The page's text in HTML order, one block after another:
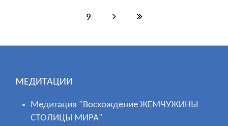
9
МЕДИТАЦИИ
Медитация "Восхождение ЖЕМЧУЖИНЫ
СТОЛИЦЫ МИРА"